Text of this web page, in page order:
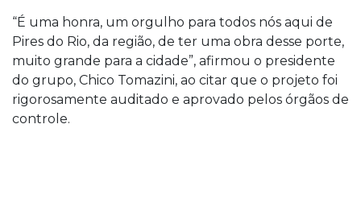
“É uma honra, um orgulho para todos nós aqui de
Pires do Rio, da região, de ter uma obra desse porte,
muito grande para a cidade”, afirmou o presidente
do grupo, Chico Tomazini, ao citar que o projeto foi
rigorosamente auditado e aprovado pelos órgãos de
controle.